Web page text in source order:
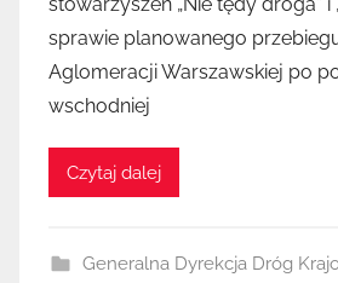
e
z
K
stowarzyszeń „Nie tędy droga” i
sprawie planowanego
Aglomeracji Warszawskiej po
wschodniej
Czytaj dalej
Generalna Dyrekcja Dróg